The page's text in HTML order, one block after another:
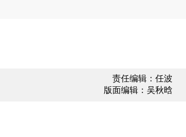
责任编辑：任波
版面编辑：吴秋晗